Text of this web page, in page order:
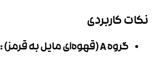
نکات کاربردی
گروه قهوه‌ای مایل به قرمز) :